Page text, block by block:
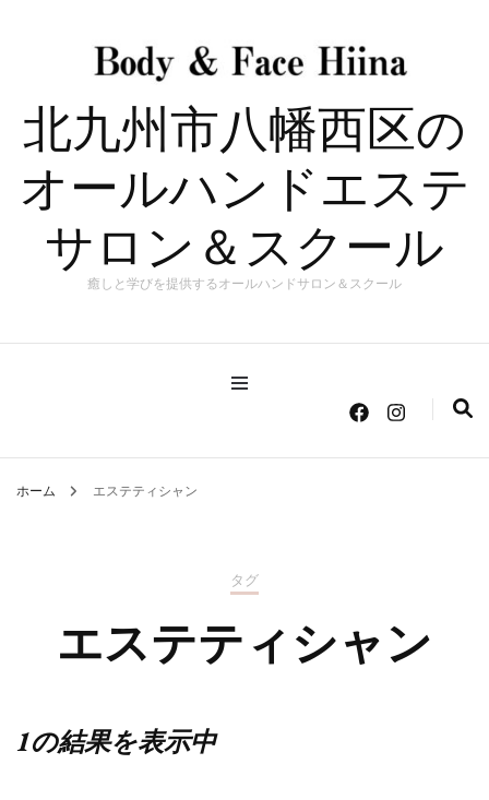
北九州市八幡西区の
オールハンドエステ
サロン＆スクール
癒しと学びを提供するオールハンドサロン＆スクール
ホーム エステティシャン
タグ
エステティシャン
1の結果を表示中